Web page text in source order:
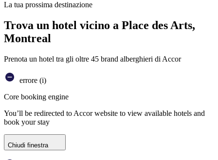
La tua prossima destinazione
Trova un hotel vicino a Place des Arts,
Montreal
Prenota un hotel tra gli oltre 45 brand alberghieri di Accor
errore (i)
Core booking engine
You’ll be redirected to Accor website to view available hotels and
book your stay
Chiudi finestra